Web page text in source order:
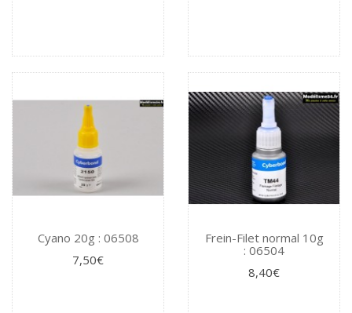
Cyano 20g : 06508
7,50€
Frein-Filet normal 10g
: 06504
8,40€